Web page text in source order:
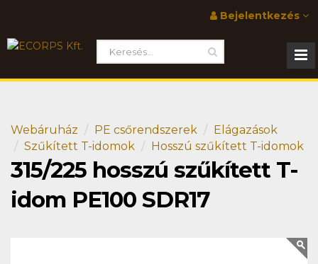
Bejelentkezés
Webáruház PE csőrendszerek
Elágazások
Szűkített T-idomok
Hosszú szűkített T-idomok
315/225 hosszú szűkített T-
idom PE100 SDR17